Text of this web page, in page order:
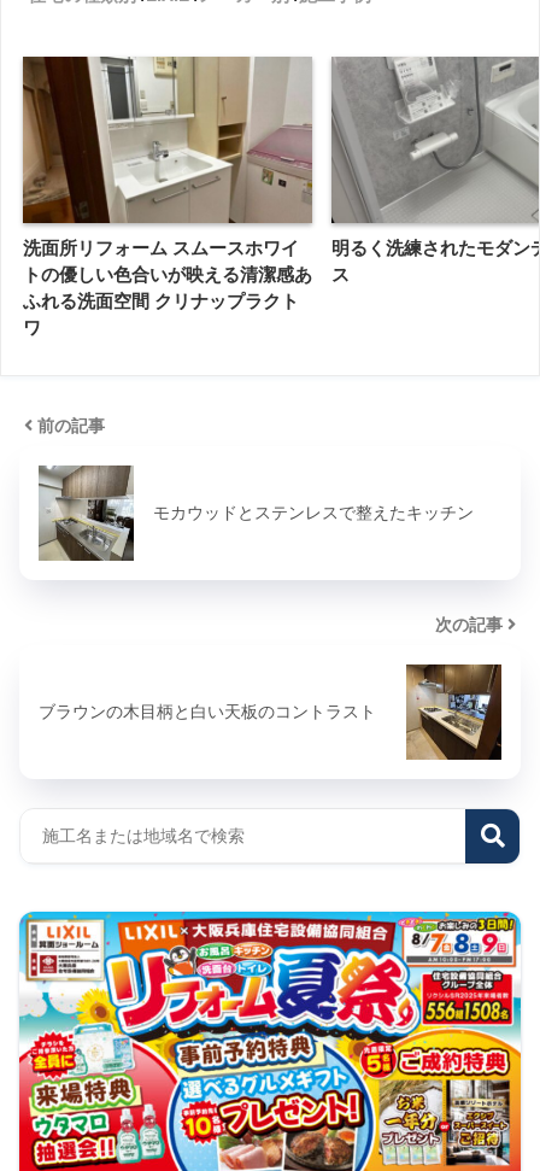
洗面所リフォーム スムースホワイ
トの優しい色合いが映える清潔感あ
ふれる洗面空間 クリナップラクト
ワ
明るく洗練されたモダン
ス
前の記事
モカウッドとステンレスで整えたキッチン
次の記事
ブラウンの木目柄と白い天板のコントラスト